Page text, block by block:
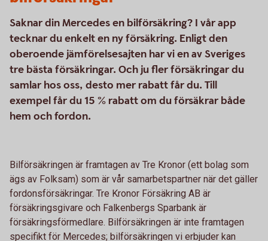
Saknar din Mercedes en bilförsäkring? I vår app
tecknar du enkelt en ny försäkring. Enligt den
oberoende jämförelsesajten har vi en av Sveriges
tre bästa försäkringar. Och ju fler försäkringar du
samlar hos oss, desto mer rabatt får du. Till
exempel får du 15 % rabatt om du försäkrar både
hem och fordon.
Bilförsäkringen är framtagen av Tre Kronor (ett bolag som
ägs av Folksam) som är vår samarbetspartner när det gäller
fordonsförsäkringar. Tre Kronor Försäkring AB är
försäkringsgivare och Falkenbergs Sparbank är
försäkringsförmedlare. Bilförsäkringen är inte framtagen
specifikt för Mercedes; bilförsäkringen vi erbjuder kan